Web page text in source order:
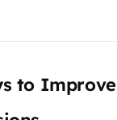
to Improve